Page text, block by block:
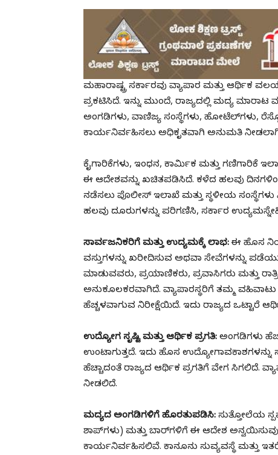
ಮಹಾರಾಷ್ಟ್ರ ಸರ್ಕಾರವು ವ್ಯಾಪಾರ ಮತ್ತು ಆರ್ಥಿಕ
ಪ್ರಕಟಿಸಿದೆ. ಇನ್ನು ಮುಂದೆ, ರಾಜ್ಯದಲ್ಲಿ ಮದ್ಯ
ಅಂಗಡಿಗಳು, ವಾಣಿಜ್ಯ ಸಂಸ್ಥೆಗಳು, ಹೋಟೆಲ್‌ಗಳು,
ಕಾರ್ಯನಿರ್ವಹಿಸಲು ಅಧಿಕೃತವಾಗಿ ಅನುಮತಿ
ಕೈಗಾರಿಕೆಗಳು, ಇಂಧನ, ಕಾರ್ಮಿಕ ಮತ್ತು ಗಣಿಗಾರಿಕೆ
ಈ ಆದೇಶವನ್ನು ಖಚಿತಪಡಿಸಿದೆ. ಕಳೆದ ಹಲವು ದಿನಗಳಿಂದ
ನಡೆಸಲು ಪೊಲೀಸ್ ಇಲಾಖೆ ಮತ್ತು ಸ್ಥಳೀಯ ಸಂಸ್ಥೆಗಳು
ಹಲವು ದೂರುಗಳನ್ನು ಪರಿಗಣಿಸಿ, ಸರ್ಕಾರ
ಸಾರ್ವಜನಿಕರಿಗೆ ಮತ್ತು ಉದ್ಯಮಕ್ಕೆ ಲಾಭ: ಈ ಹೊಸ
ವಸ್ತುಗಳನ್ನು ಖರೀದಿಸುವ ಅಥವಾ ಸೇವೆಗಳನ್ನು
ಮಾಡುವವರು, ಪ್ರಯಾಣಿಕರು, ಪ್ರವಾಸಿಗರು ಮತ್ತು
ಅನುಕೂಲಕರವಾಗಿದೆ. ವ್ಯಾಪಾರಸ್ಥರಿಗೆ ತಮ್ಮ
ಹೆಚ್ಚಳವಾಗುವ ನಿರೀಕ್ಷೆಯಿದೆ. ಇದು ರಾಜ್ಯದ
ಉದ್ಯೋಗ ಸೃಷ್ಟಿ ಮತ್ತು ಆರ್ಥಿಕ ಪ್ರಗತಿ: ಅಂಗಡಿಗಳು
ಉಂಟಾಗುತ್ತದೆ. ಇದು ಹೊಸ
ಹೆಚ್ಚಾದಂತೆ ರಾಜ್ಯದ ಆರ್ಥಿಕ ಪ್ರಗತಿಗೆ ವೇಗ ಸಿಗಲಿದೆ.
ನೀಡಲಿದೆ.
ಮದ್ಯದ ಅಂಗಡಿಗಳಿಗೆ ಹೊರತುಪಡಿಸಿ: ಸುತ್ತೋಲೆಯ
ಶಾಪ್‌ಗಳು) ಮತ್ತು ಬಾರ್‌ಗಳಿಗೆ ಈ ಆದೇಶ
ಕಾರ್ಯನಿರ್ವಹಿಸಲಿವೆ. ಕಾನೂನು ಸುವ್ಯವಸ್ಥೆ ಮತ್ತು